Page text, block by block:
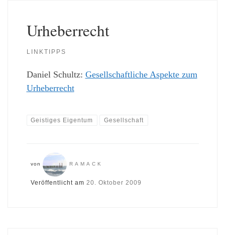
Urheberrecht
LINKTIPPS
Daniel Schultz: Gesellschaftliche Aspekte zum
Urheberrecht
Geistiges Eigentum Gesellschaft
von RAMACK
Veröffentlicht am 20. Oktober 2009